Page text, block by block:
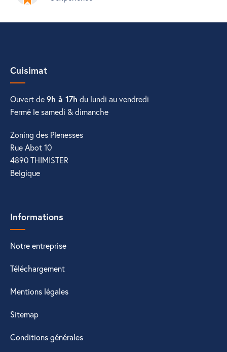
Cuisimat
Ouvert de9h à 17h du lundi au vendredi
Fermé le samedi & dimanche
Zoning des Plenesses
Rue Abot 10
4890 THIMISTER
Belgique
Informations
Notre entreprise
Téléchargement
Mentions légales
Sitemap
Conditions générales